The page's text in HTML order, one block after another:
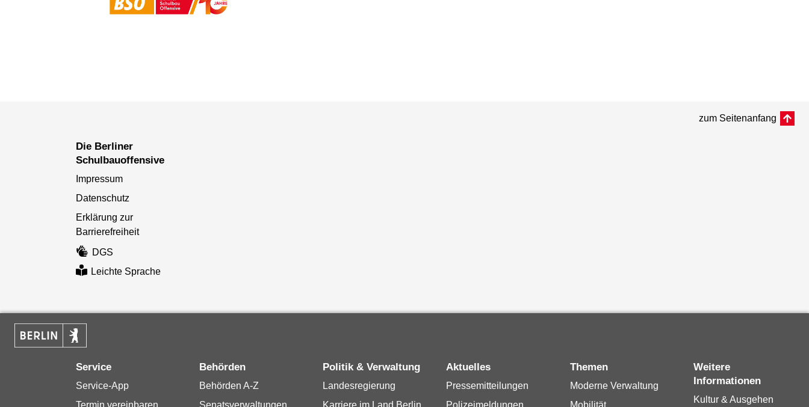
zum Seitenanfang
Die Berliner
Schulbauoffensive
Impressum
Datenschutz
Erklärung zur
Barrierefreiheit
DGS
Leichte Sprache
Service
Service-App
Termin vereinbaren
Behörden
Behörden A-Z
Senatsverwaltungen
Politik & Verwaltung
Landesregierung
Karriere im Land Berlin
Aktuelles
Pressemitteilungen
Polizeimeldungen
Themen
Moderne Verwaltung
Mobilität
Weitere
Informationen
Kultur & Ausgehen